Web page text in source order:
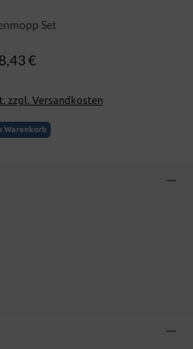
Set
Regulärer Preis:
€
zzgl. Versandkosten
Warenkorb